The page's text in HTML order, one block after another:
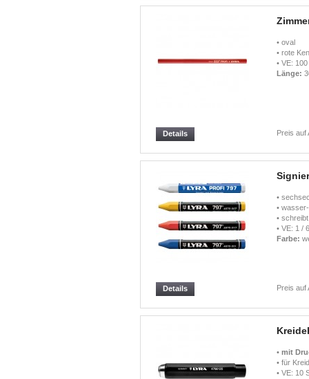
• oval
• rote
• VE:
Länge:
Preis auf
Details
•
•
•
• VE: 1 /
Farbe:
Preis auf
Details
• mit
• für
• VE: 10